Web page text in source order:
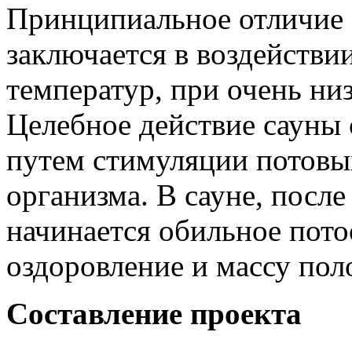
Принципиальное
заключается в
температур, при очень
Целебное действие
путем стимуляции
организма. В сауне, после
начинается обильное
оздоровление и массу
Составление проекта